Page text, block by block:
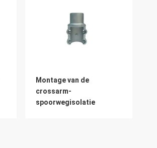
Montage van de
crossarm-
spoorwegisolatie